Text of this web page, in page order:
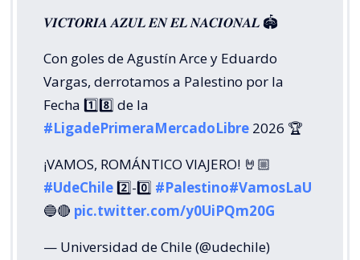
Revisa nuestra página de correcciones
Suscríbete en:
Suscríbete: